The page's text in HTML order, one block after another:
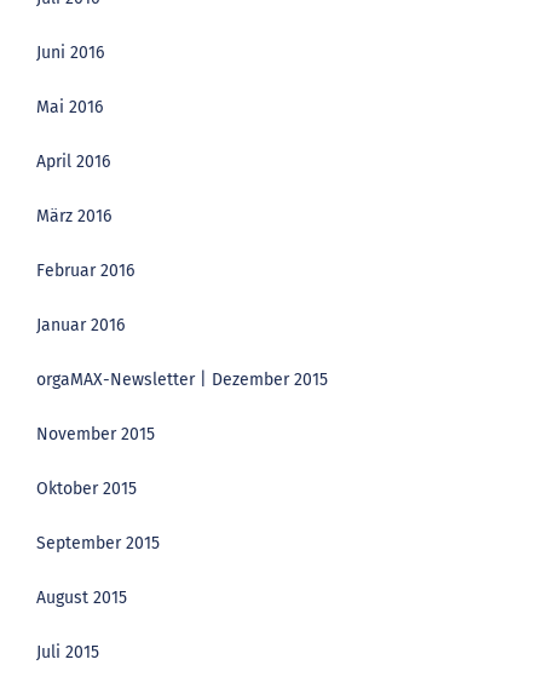
Juni 2016
Mai 2016
April 2016
März 2016
Februar 2016
Januar 2016
orgaMAX-Newsletter | Dezember 2015
November 2015
Oktober 2015
September 2015
August 2015
Juli 2015